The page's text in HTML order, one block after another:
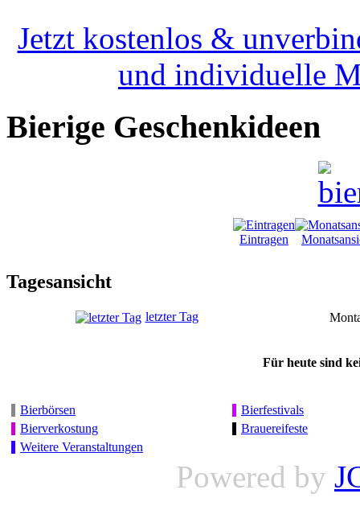
Jetzt kostenlos &
und individuelle
Bierige Geschenkideen
Eintragen
Tagesansicht
letzter Tag
Für heute sind
Bierbörsen
Bierfestivals
Bierverkostung
Brauereifeste
Weitere Veranstaltungen
Powered by